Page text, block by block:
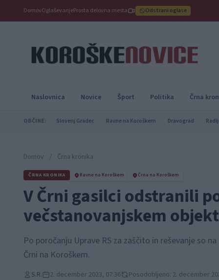
DomovOglaševanjeProsta delovna mesta Odstrani oglase
Naslovnica Novice Šport Politika Črna
OBČINE: Slovenj Gradec Ravne na Koroškem Dravograd
Domov / Črna kronika
ČRNA KRONIKA Ravne na Koroškem Črna na Koroškem
V Črni gasilci odstranili
večstanovanjskem
Po poročanju Uprave RS za zaščito in reševanje so
Črni na Koroškem.
S.R. 2. december 2023, 07:36 Posodobljeno: 2. december